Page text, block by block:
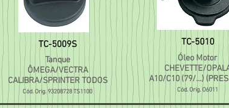
TC-5009S
Tanque
ÔMEGA/VECTRA
CALIBRA/SPRINTER TODOS
Cód. Orig. 93208728 TS1100
TC-5010
Óleo Motor
CHEVETTE/
A10/C10 (79/...)
Cód. Orig. O6011